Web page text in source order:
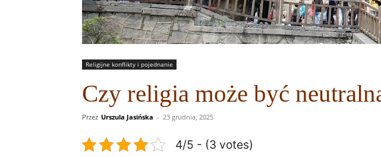
Religijne konflikty i pojednanie
Czy religia może być
Przez Urszula Jasińska - 23 grudnia, 2025
4/5 - (3 votes)